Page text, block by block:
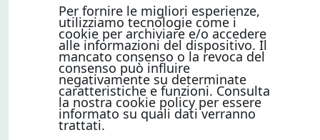
Per fornire le migliori esperienze,
utilizziamo tecnologie come i
cookie per archiviare e/o accedere
alle informazioni del dispositivo. Il
mancato consenso o la revoca del
consenso può influire
negativamente su determinate
caratteristiche e funzioni. Consulta
la nostra cookie policy per essere
informato su quali dati verranno
trattati.
PAGAMENTI ONLINE CON
Metodi di pagamento